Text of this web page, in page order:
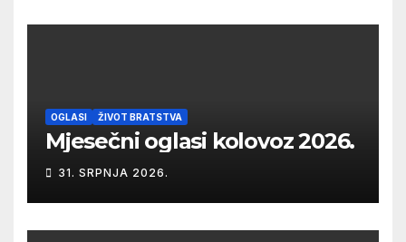
OGLASI ŽIVOT BRATSTVA
Mjesečni oglasi kolovoz 2026.
31. SRPNJA 2026.